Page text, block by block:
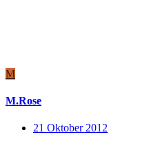
M
M.Rose
21 Oktober 2012